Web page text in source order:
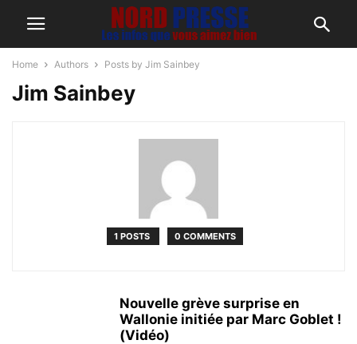
Home Authors Posts by Jim Sainbey
Jim Sainbey
1 POSTS 0 COMMENTS
Nouvelle grève surprise en
Wallonie initiée par Marc Goblet !
(Vidéo)